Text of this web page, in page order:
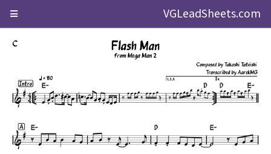
VGLeadSheets.com